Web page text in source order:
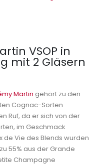
VSOP in
mit 2 Gläsern
Martin gehört zu den
Cognac-Sorten
Ruf, da er sich von der
im Geschmack
de Vie des Blends wurden
55% aus der Grande
Champagne